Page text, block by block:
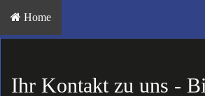
Home
Ihr Kontakt zu uns -